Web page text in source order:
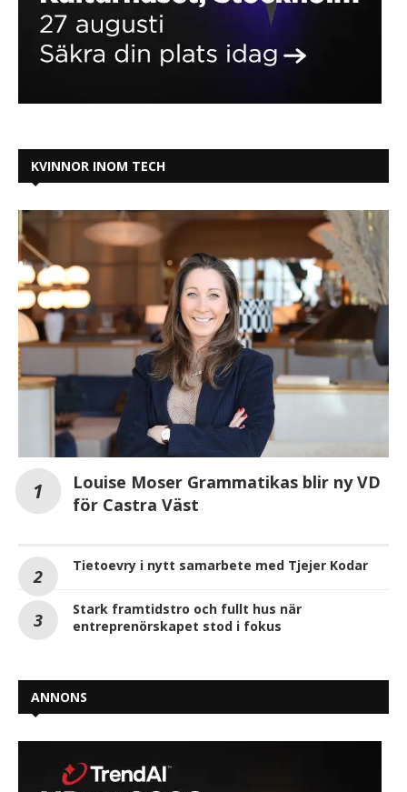
KVINNOR INOM TECH
Louise Moser Grammatikas blir ny VD
för Castra Väst
Tietoevry i nytt samarbete med Tjejer Kodar
Stark framtidstro och fullt hus när
entreprenörskapet stod i fokus
ANNONS